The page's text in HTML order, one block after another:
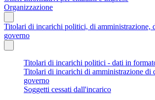
Organizzazione
Titolari di incarichi politici, di amministrazione,
governo
Titolari di incarichi politici - dati in
Titolari di incarichi di amministrazione di
governo
Soggetti cessati dall'incarico